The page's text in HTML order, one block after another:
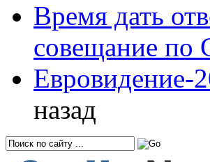
Время дать
совещание по
Евровидение-
назад